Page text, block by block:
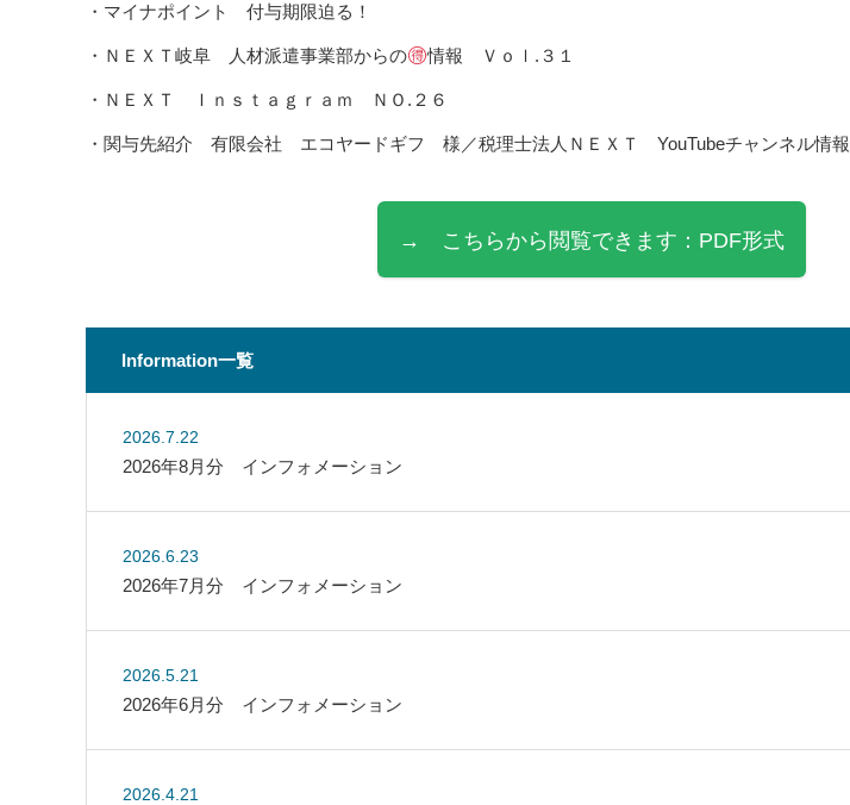
・マイナポイント 付与期限迫る！
・ＮＥＸＴ岐阜 人材派遣事業部からの 情報 Ｖｏｌ.３１
・ＮＥＸＴ Ｉｎｓｔａｇｒａｍ ＮＯ.２６
・関与先紹介 有限会社 エコヤードギフ 様／税理士法人ＮＥＸＴ YouTubeチャンネル情報
→ こちらから閲覧できます：PDF形式
Information一覧
2026.7.22
2026年8月分 インフォメーション
2026.6.23
2026年7月分 インフォメーション
2026.5.21
2026年6月分 インフォメーション
2026.4.21